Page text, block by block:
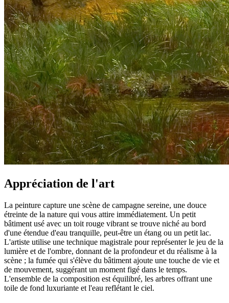
Appréciation de l'art
La peinture capture une scène de campagne sereine, une douce
étreinte de la nature qui vous attire immédiatement. Un petit
bâtiment usé avec un toit rouge vibrant se trouve niché au bord
d'une étendue d'eau tranquille, peut-être un étang ou un petit lac.
L'artiste utilise une technique magistrale pour représenter le jeu de la
lumière et de l'ombre, donnant de la profondeur et du réalisme à la
scène ; la fumée qui s'élève du bâtiment ajoute une touche de vie et
de mouvement, suggérant un moment figé dans le temps.
L'ensemble de la composition est équilibré, les arbres offrant une
toile de fond luxuriante et l'eau reflétant le ciel.